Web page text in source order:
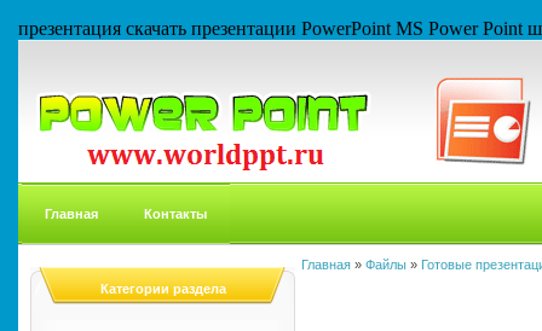
презентация скачать презентации PowerPoint MS Power
Главная Контакты
Категории раздела
Главная » Файлы » Готовые